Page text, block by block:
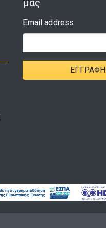
μας
Email address
ΕΓΓΡΑΦΉ